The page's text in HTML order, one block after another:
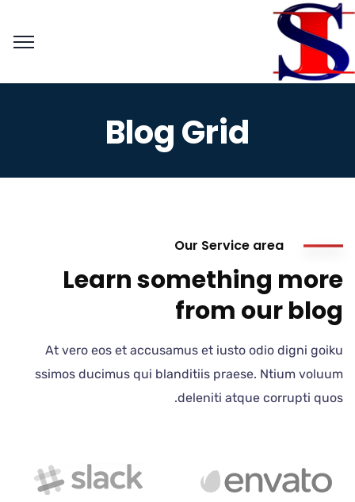
Blog Grid
Our Service area
Learn something more
from our blog
At vero eos et accusamus et iusto odio digni goiku
ssimos ducimus qui blanditiis praese. Ntium voluum
deleniti atque corrupti quos.